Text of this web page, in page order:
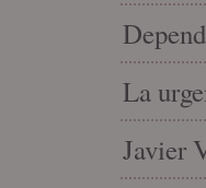
La
Javier